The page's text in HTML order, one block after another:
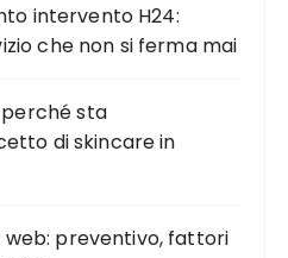
intervento H24:
che non si ferma mai
sta
di skincare in
preventivo, fattori